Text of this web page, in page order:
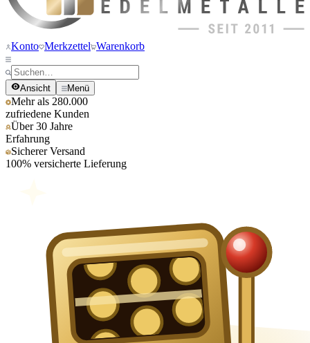
Konto Merkzettel Warenkorb
Ansicht Menü
Mehr als 280.000
zufriedene Kunden
Über 30 Jahre
Erfahrung
Sicherer Versand
100% versicherte Lieferung